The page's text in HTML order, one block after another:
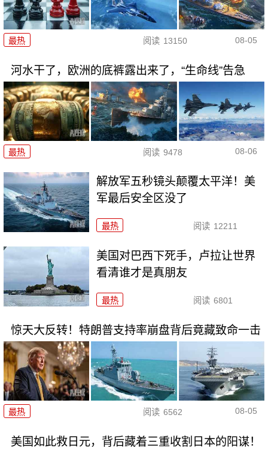
最热 阅读 13150 08-05
河水干了，欧洲的底裤露出来了，“生命线”告急
最热 阅读 9478 08-06
解放军五秒镜头颠覆太平洋！美
军最后安全区没了
最热 阅读 12211
美国对巴西下死手，卢拉让世界
看清谁才是真朋友
最热 阅读 6801
惊天大反转！特朗普支持率崩盘背后竟藏致命一击
最热 阅读 6562 08-05
美国如此救日元，背后藏着三重收割日本的阳谋！